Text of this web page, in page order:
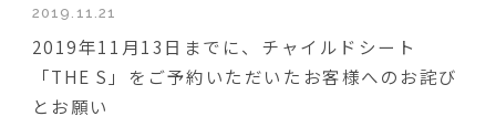
2019.11.21
2019年11月13日までに、チャイルドシート
「THE S」をご予約いただいたお客様へのお詫び
とお願い